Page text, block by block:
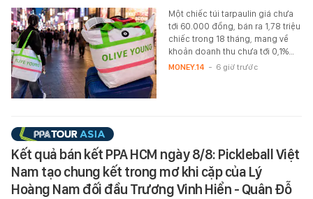
Một chiếc túi tarpaulin giá chưa
tới 60.000 đồng, bán ra 1,78 triệu
chiếc trong 18 tháng, mang về
khoản doanh thu chưa tới 0,1%…
MONEY.14 - 6 giờ trước
Kết quả bán kết PPA HCM ngày 8/8: Pickleball Việt
Nam tạo chung kết trong mơ khi cặp của Lý
Hoàng Nam đối đầu Trương Vinh Hiển - Quân Đỗ